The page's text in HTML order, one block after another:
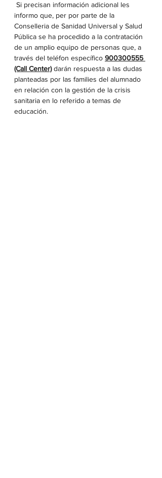
informo que, per por parte de la
Conselleria de Sanidad Universal y Salud
Pública se ha procedido a la contratación
de un amplio equipo de personas que, a
través del teléfon específico 900300555
(Call Center) darán respuesta a las dudas
planteadas por las families del alumnado
en relación con la gestión de la crisis
sanitaria en lo referido a temas de
educación.